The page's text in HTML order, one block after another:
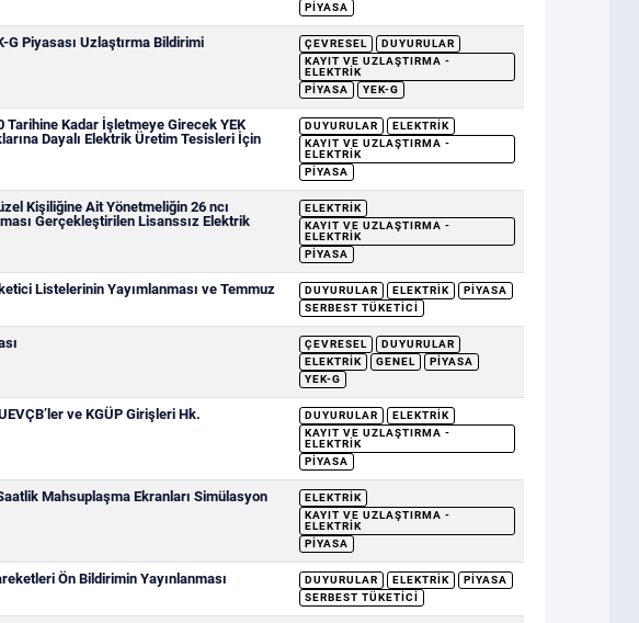
PIYASA
G Piyasası Uzlaştırma Bildirimi ÇEVRESEL
DUYURULAR
KAYIT VE UZLAŞTIRMA -
ELEKTRIK
PIYASA
YEK-G
Tarihine Kadar İşletmeye Girecek YEK
Dayalı Elektrik Üretim Tesisleri İçin
DUYURULAR
ELEKTRIK
KAYIT VE UZLAŞTIRMA -
ELEKTRIK
PIYASA
Kişiliğine Ait Yönetmeliğin 26 ncı
Gerçekleştirilen Lisanssız Elektrik
ELEKTRIK
KAYIT VE UZLAŞTIRMA -
ELEKTRIK
PIYASA
Listelerinin Yayımlanması ve Temmuz
DUYURULAR ELEKTRIK
PIYASA
SERBEST TÜKETICI
ÇEVRESEL
DUYURULAR
ELEKTRIK
GENEL
PIYASA
YEK-G
ve KGÜP Girişleri Hk. DUYURULAR
ELEKTRIK
KAYIT VE UZLAŞTIRMA -
ELEKTRIK
PIYASA
Mahsuplaşma Ekranları Simülasyon
ELEKTRIK
KAYIT VE UZLAŞTIRMA -
ELEKTRIK
PIYASA
Ön Bildirimin Yayınlanması DUYURULAR ELEKTRIK
PIYASA
SERBEST TÜKETICI